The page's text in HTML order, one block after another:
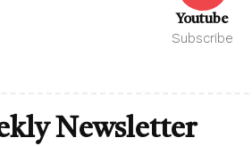
Youtube
Subscribe
Newsletter